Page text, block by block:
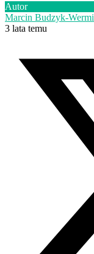
Autor
Marcin Budzyk-
3 lata temu